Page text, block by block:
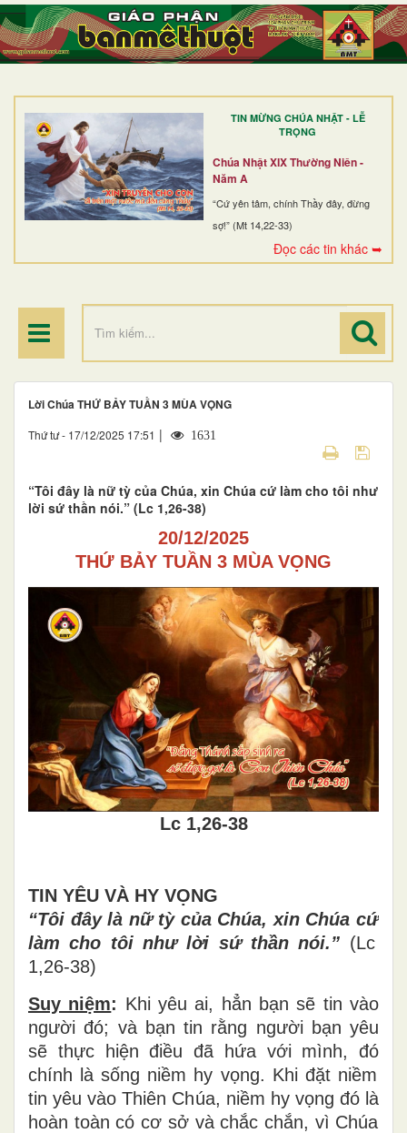
TIN MỪNG CHÚA NHẬT - LỄ
TRỌNG
Chúa Nhật XIX Thường Niên -
Năm A
“Cứ yên tâm, chính Thầy đây, đừng
sợ!” (Mt 14,22-33)
Đọc các tin khác ➥
TRANG NHẤT
GIỚI THIỆU
DÒNG TU
BAN MỤC VỤ
ĐOÀN THỂ CG
ĐIỂM HÀNH HƯƠNG
Lời Chúa THỨ BẢY TUẦN 3 MÙA VỌNG
Thứ tư - 17/12/2025 17:51 | 1631
“Tôi đây là nữ tỳ của Chúa, xin Chúa cứ làm cho tôi như
lời sứ thần nói.” (Lc 1,26-38)
20/12/2025
THỨ BẢY TUẦN 3 MÙA VỌNG
Lc 1,26-38
TIN YÊU VÀ HY VỌNG
“Tôi đây là nữ tỳcủa Chúa, xin Chúa cứ
làm cho tôi nhưlời sứthần nói.” (Lc
1,26-38)
Suy niệm: Khi yêu ai, hẳn bạn sẽ tin vào
ngườiđó; vàbạn tin rằng người bạn yêu
sẽ thực hiệnđiều đã hứa với mình, đó
chính là sống niềm hy vọng. Khi đặt niềm
tin yêu vào Thiên Chúa, niềm hy vọng đólà
hoàn toàn có cơ sởvàchắc chắn, vì Chúa